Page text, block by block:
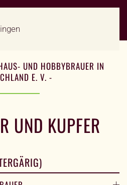
UND HOBBYBRAUER IN
E. V. -
UND KUPFER